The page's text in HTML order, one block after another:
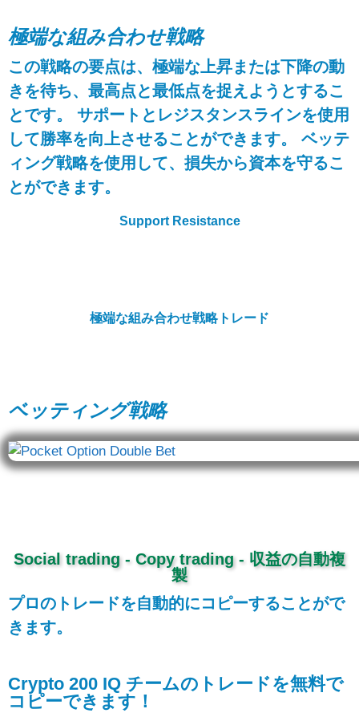
極端な組み合わせ戦略
この戦略の要点は、極端な上昇または下降の動
きを待ち、最高点と最低点を捉えようとするこ
とです。 サポートとレジスタンスラインを使用
して勝率を向上させることができます。 ベッテ
ィング戦略を使用して、損失から資本を守るこ
とができます。
Support Resistance
極端な組み合わせ戦略トレード
ベッティング戦略
Social trading - Copy trading - 収益の自動複
製
プロのトレードを自動的にコピーすることがで
きます。
Crypto 200 IQ チームのトレードを無料で
コピーできます！